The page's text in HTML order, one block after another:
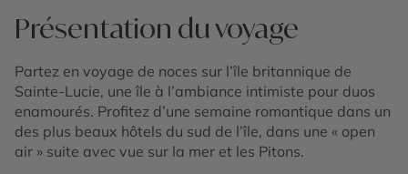
Présentation du voyage
Partez en voyage de noces sur l’île britannique de
Sainte-Lucie, une île à l’ambiance intimiste pour duos
enamourés. Profitez d’une semaine romantique dans un
des plus beaux hôtels du sud de l’île, dans une « open
air » suite avec vue sur la mer et les Pitons.